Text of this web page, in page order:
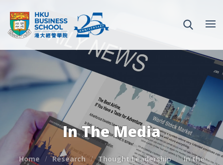
In The Media
Home Research Thought Leadership
In the